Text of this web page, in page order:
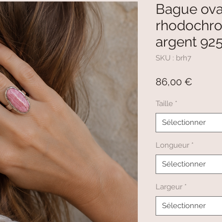
Bague
argent
SKU : brh7
86,00 €
Taille *
Sélectionner
Longueur *
Sélectionner
Largeur *
Sélectionner